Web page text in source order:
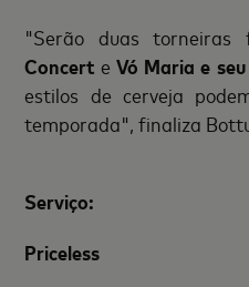
"Serão duas torneiras
Concert eVó Maria e
estilos de cerveja
temporada", finaliza
Serviço:
Priceless